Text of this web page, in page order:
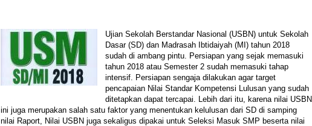
Ujian Sekolah Berstandar Nasional (USBN) untuk Sekolah
Dasar (SD) dan Madrasah Ibtidaiyah (MI) tahun 2018
sudah di ambang pintu. Persiapan yang sejak memasuki
tahun 2018 atau Semester 2 sudah memasuki tahap
intensif. Persiapan sengaja dilakukan agar target
pencapaian Nilai Standar Kompetensi Lulusan yang sudah
ditetapkan dapat tercapai. Lebih dari itu, karena nilai USBN
ini juga merupakan salah satu faktor yang menentukan kelulusan dari SD di samping
nilai Raport, Nilai USBN juga sekaligus dipakai untuk Seleksi Masuk SMP beserta nilai